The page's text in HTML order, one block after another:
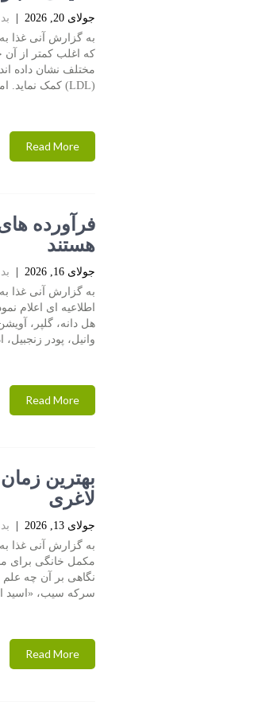
جولای 20, 2026
به گزارش آنی غذا
که اغلب کمتر از
مختلف نشان داده
(LDL) کمک نماید. اما آیا این ادعا واقعا
Read More
فرآورده
هستند
جولای 16, 2026
به گزارش آنی غذا
اطلاعیه ای اعلام
هل دانه، گلپر،
وانیل، پودر
Read More
بهترین
لاغری
جولای 13, 2026
به گزارش آنی غذا
مکمل خانگی برای
نگاهی بر آن چه علم
سرکه سیب، «اسید
Read More